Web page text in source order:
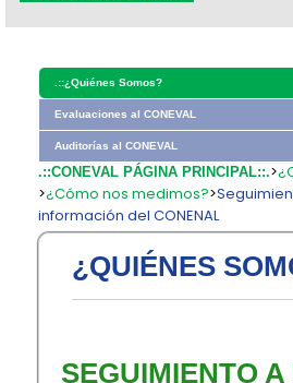
.::¿Quiénes Somos?
Evaluaciones al CONEVAL
Auditorías al CONEVAL
.::CONEVAL PÁGINA PRINCIPAL::.>
>¿Cómo nos medimos?>
información del CONENAL
¿QUIÉNES
SEGUIMIENTO A